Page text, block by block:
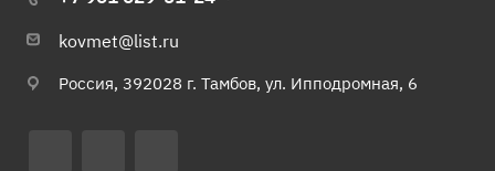
kovmet@list.ru
Россия, 392028 г. Тамбов, ул. Ипподромная, 6